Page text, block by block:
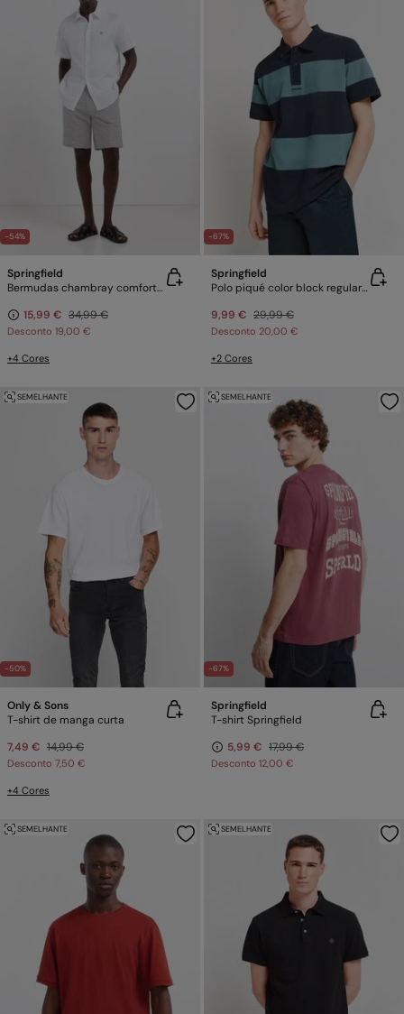
-54%
Springfield
Bermudas chambray comfort slim fit
15,99 € 34,99 €
Desconto 19,00 €
+4 Cores
-67%
Springfield
Polo piqué color block regular fit
9,99 € 29,99 €
Desconto 20,00 €
+2 Cores
-50%
SEMELHANTE
Only & Sons
T-shirt de manga curta
7,49 € 14,99 €
Desconto 7,50 €
+4 Cores
-67%
SEMELHANTE
Springfield
T-shirt Springfield
5,99 € 17,99 €
Desconto 12,00 €
SEMELHANTE SEMELHANTE